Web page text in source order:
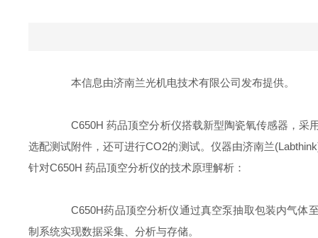
本信息由济南兰光机电技术有限公司发布提供。
C650H 药品顶空分析仪搭载新型陶瓷氧传感器，采
选配测试附件，还可进行CO2的测试。仪器由济南兰
针对C650H 药品顶空分析仪的技术原理解析：
C650H药品顶空分析仪通过真空泵抽取包装内气体至
制系统实现数据采集、分析与存储。